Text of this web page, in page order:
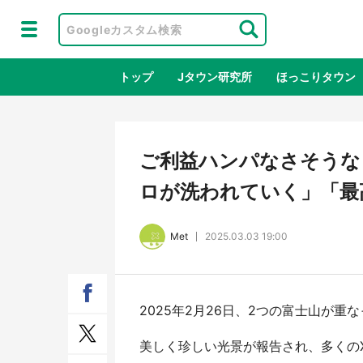
トップ Jタウン研究所 ほっこりタウン
地域×二次
だった鬼太郎グッズ買える 銀座・博
服
ご利益ハンパなさそう
ロが洗われていく」「
Met 2025.03.03 19:00
2025年2月26日、2つの富士山が重
美しく珍しい光景が報告され、多く